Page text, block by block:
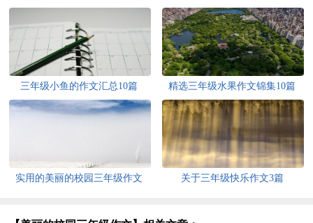
三年级小鱼的作文汇总10篇 精选三年级水果作文锦集10篇
实用的美丽的校园三年级作文
关于三年级快乐作文3篇